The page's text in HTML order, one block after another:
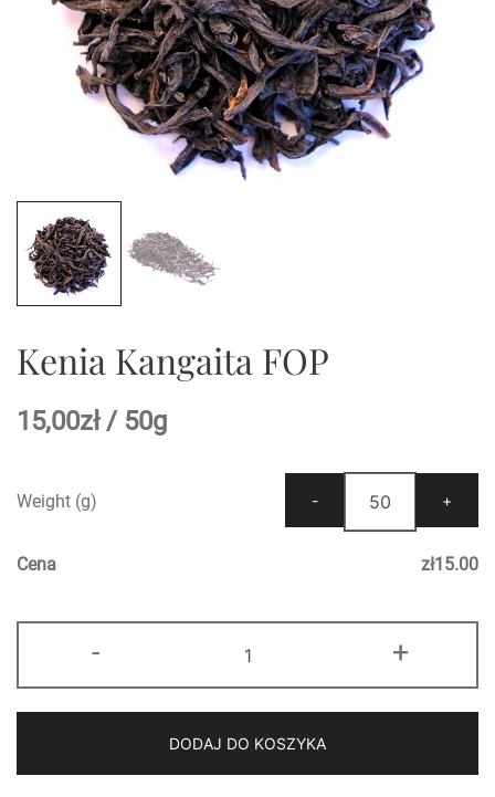
Kenia Kangaita FOP
15,00zł/ 50g
Weight (g)
Cena zł15.00
-
Kenia
Kangaita
FOP
+
DODAJ DO KOSZYKA